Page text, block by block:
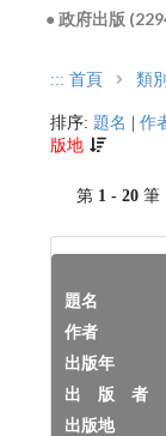
● 政府出版
::: 首頁 類別
排序: 題名 作
版地
第 1 - 20 筆
題名
作者
出版年
出 版 者
出版地